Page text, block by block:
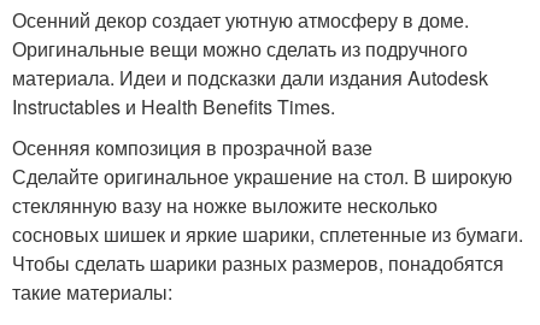
Осенний декор создает уютную атмосферу в доме.
Оригинальные вещи можно сделать из подручного
материала. Идеи и подсказки дали издания Autodesk
Instructables и Нealth Вenefits Times.
Осенняя композиция в прозрачной вазе
Сделайте оригинальное украшение на стол. В широкую
стеклянную вазу на ножке выложите несколько
сосновых шишек и яркие шарики, сплетенные из бумаги.
Чтобы сделать шарики разных размеров, понадобятся
такие материалы: